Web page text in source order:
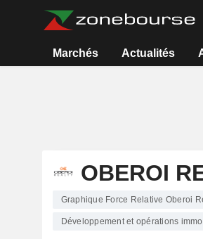
Marchés Actualités
OBEROI
Graphique Force Relative Oberoi
Développement et opérations